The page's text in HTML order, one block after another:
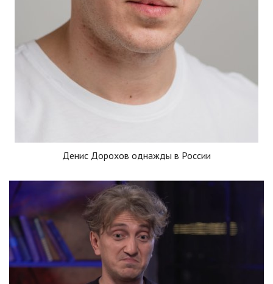
Денис Дорохов однажды в России